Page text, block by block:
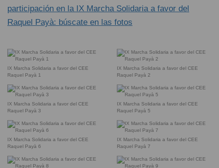
participación en la IX Marcha Solidaria a favor del
Raquel Payà: búscate en las fotos
IX Marcha Solidaria a favor del CEE
Raquel Payà 1
IX Marcha Solidaria a favor del CEE
Raquel Payà 2
IX Marcha Solidaria a favor del CEE
Raquel Payà 3
IX Marcha Solidaria a favor del CEE
Raquel Payà 5
IX Marcha Solidaria a favor del CEE
Raquel Payà 6
IX Marcha Solidaria a favor del CEE
Raquel Payà 7